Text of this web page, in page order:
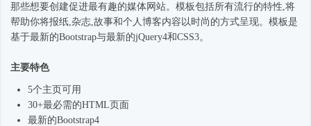
那些想要创建促进最有趣的媒体网站。模板包括所有流行的特性,将
帮助你将报纸,杂志,故事和个人博客内容以 时尚 的方式呈现。模板是
基于最新的Bootstrap与最新的jQuery4和CSS3。
主要特色
5个主页可用
30+最必需的HTML页面
最新的Bootstrap4